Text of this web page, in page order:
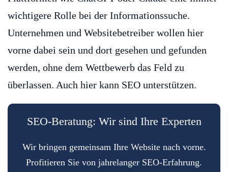
wichtigere Rolle bei der Informationssuche.
Unternehmen und Websitebetreiber wollen hier
vorne dabei sein und dort gesehen und gefunden
werden, ohne dem Wettbewerb das Feld zu
überlassen. Auch hier kann SEO unterstützen.
SEO-Beratung: Wir sind Ihre Experten
Wir bringen gemeinsam Ihre Website nach vorne.
Profitieren Sie von jahrelanger SEO-Erfahrung.